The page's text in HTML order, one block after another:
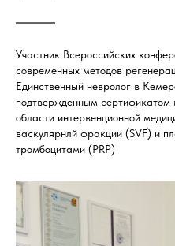
Участник Всероссийских
современных методов
Единственный невролог в
подтвержденным сертификатом
области интервенционной
васкулярнлй фракции (SVF) и
тромбоцитами (PRP)